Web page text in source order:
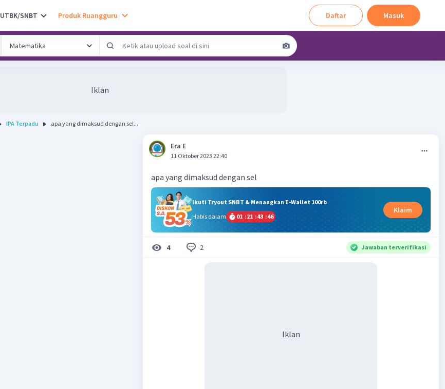
UTBK/SNBT Produk Ruangguru Daftar Masuk
Iklan
IPA Terpadu apa yang dimaksud dengan sel...
Era E
11 Oktober 2023 22:40
apa yang dimaksud dengan sel
Ikuti Tryout SNBT & Menangkan E-Wallet 100rb
Habis dalam
01 :21 :43 :45
Klaim
4 2 Jawaban terverifikasi
Iklan